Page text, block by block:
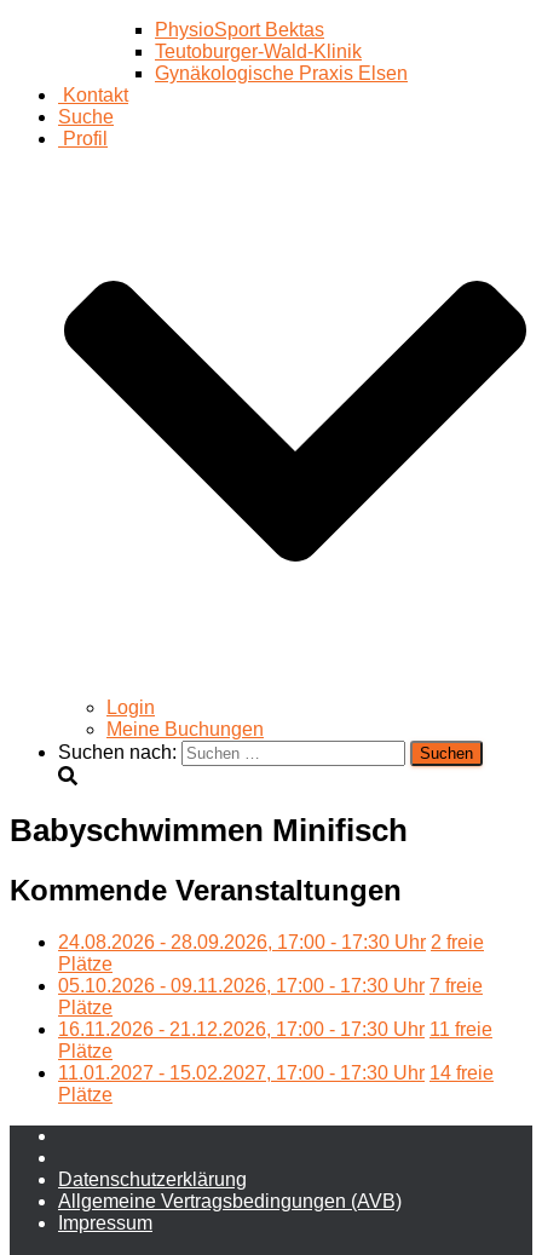
PhysioSport Bektas
Teutoburger-Wald-Klinik
Gynäkologische Praxis Elsen
Kontakt
Suche
Profil
Login
Meine Buchungen
Suchen nach:
Babyschwimmen Minifisch
Kommende Veranstaltungen
24.08.2026 - 28.09.2026, 17:00 - 17:30 Uhr 2 freie
Plätze
05.10.2026 - 09.11.2026, 17:00 - 17:30 Uhr 7 freie
Plätze
16.11.2026 - 21.12.2026, 17:00 - 17:30 Uhr 11 freie
Plätze
11.01.2027 - 15.02.2027, 17:00 - 17:30 Uhr 14 freie
Plätze
Daten­schutz­erklärung
Allgemeine Vertragsbedingungen (AVB)
Impressum